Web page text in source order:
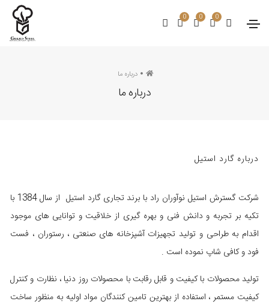
0 0 0
درباره ما
درباره ما
درباره گارد استیل
شرکت گسترش استیل نوآوران راد با برند تجاری گارد استیل از سال 1384 با
تکیه بر تجربه و دانش فنی و بهره گیری از خلاقیت و توانایی های موجود
اقدام به طراحی و تولید تجهیزات آشپزخانه های صنعتی ، رستوران ، فست
فود و کافی شاپ نموده است .
تولید محصولات با کیفیت و قابل رقابت با محصولات روز دنیا ، نظارت و کنترل
کیفیت مستمر ، استفاده از بهترین تامین کنندگان مواد اولیه به منظور ساخت